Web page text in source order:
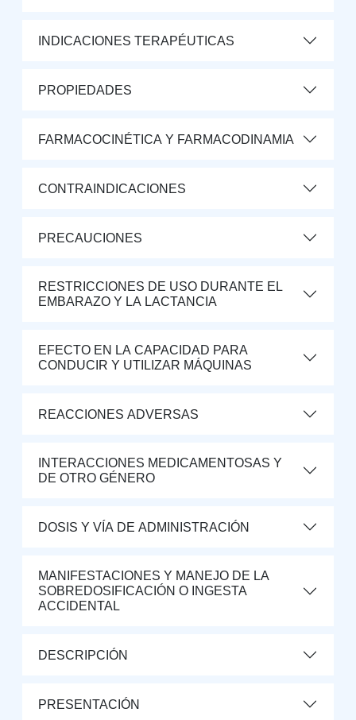
INDICACIONES TERAPÉUTICAS
PROPIEDADES
FARMACOCINÉTICA Y FARMACODINAMIA
CONTRAINDICACIONES
PRECAUCIONES
RESTRICCIONES DE USO DURANTE EL
EMBARAZO Y LA LACTANCIA
EFECTO EN LA CAPACIDAD PARA
CONDUCIR Y UTILIZAR MÁQUINAS
REACCIONES ADVERSAS
INTERACCIONES MEDICAMENTOSAS Y
DE OTRO GÉNERO
DOSIS Y VÍA DE ADMINISTRACIÓN
MANIFESTACIONES Y MANEJO DE LA
SOBREDOSIFICACIÓN O INGESTA
ACCIDENTAL
DESCRIPCIÓN
PRESENTACIÓN